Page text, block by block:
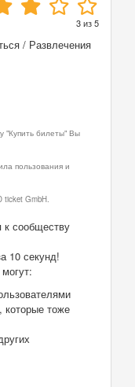
3из5
/ Развлечения
"Купить билеты" Вы
пользования и
GmbH.
к сообществу
10 секунд!
которые тоже